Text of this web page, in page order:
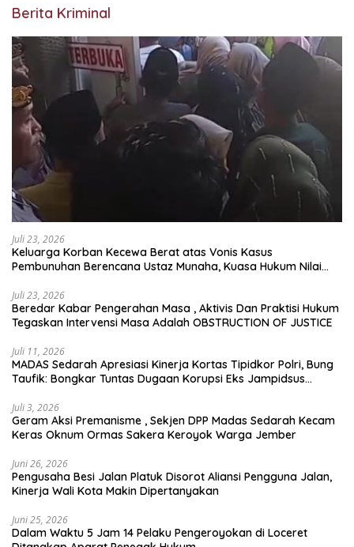
Berita Kriminal
Juli 23, 2026
Keluarga Korban Kecewa Berat atas Vonis Kasus
Pembunuhan Berencana Ustaz Munaha, Kuasa Hukum Nilai
Juli 23, 2026
Beredar Kabar Pengerahan Masa , Aktivis Dan Praktisi Hukum
Tegaskan Intervensi Masa Adalah OBSTRUCTION OF JUSTICE
Juli 11, 2026
MADAS Sedarah Apresiasi Kinerja Kortas Tipidkor Polri, Bung
Taufik: Bongkar Tuntas Dugaan Korupsi Eks Jampidsus
Juli 3, 2026
Geram Aksi Premanisme , Sekjen DPP Madas Sedarah Kecam
Keras Oknum Ormas Sakera Keroyok Warga Jember
Juni 26, 2026
Pengusaha Besi Jalan Platuk Disorot Aliansi Pengguna Jalan,
Kinerja Wali Kota Makin Dipertanyakan
Juni 25, 2026
Dalam Waktu 5 Jam 14 Pelaku Pengeroyokan di Loceret